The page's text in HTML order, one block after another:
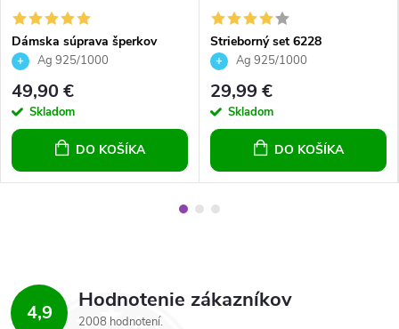
Dámska súprava šperkov
náušnice a prívesok oddané
Ag 925/1000
49,90 €
Skladom
DO KOŠÍKA
Strieborný set 6228
Ag 925/1000
29,99 €
Skladom
DO KOŠÍKA
4,9 Hodnotenie zákazníkov
2008 hodnotení